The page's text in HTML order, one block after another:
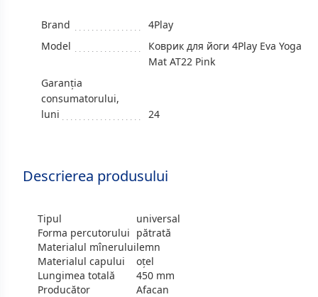
Brand
4Play
Model
Коврик для йоги 4Play Eva Yoga
Mat AT22 Pink
Garanția
consumatorului,
luni
24
Descrierea produsului
Tipul
universal
Forma percutorului pătrată
Materialul mîneruluilemn
Materialul capului
oțel
Lungimea totală
450 mm
Producător
Afacan